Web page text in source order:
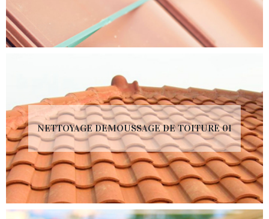
NETTOYAGE DEMOUSSAGE DE TOITURE 01